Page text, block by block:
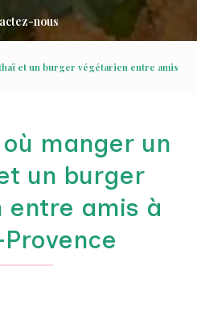
nous
et un burger végétarien entre amis
manger un
un burger
entre amis à